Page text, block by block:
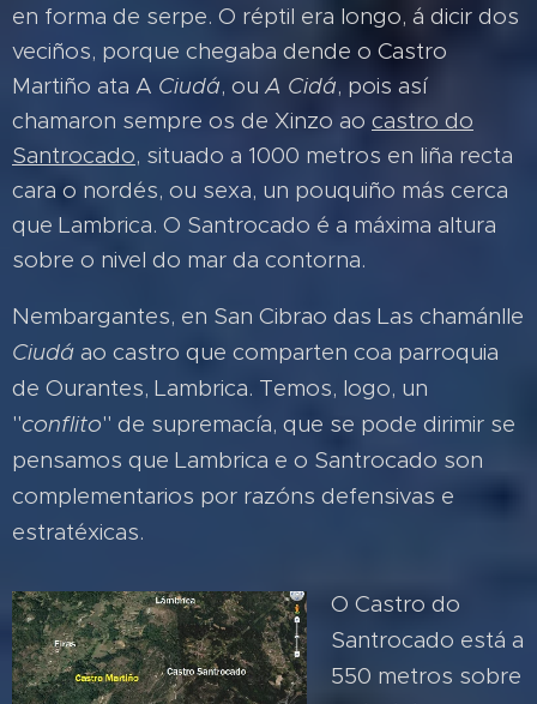
en forma de serpe. O réptil era longo, á dicir dos
veciños, porque chegaba dende o Castro
Martiño ata A Ciudá, ou A Cidá, pois así
chamaron sempre os de Xinzo ao castro do
Santrocado, situado a 1000 metros en liña recta
cara o nordés, ou sexa, un pouquiño más cerca
que Lambrica. O Santrocado é a máxima altura
sobre o nivel do mar da contorna.
Nembargantes, en San Cibrao das Las chamánlle
Ciudá ao castro que comparten coa parroquia
de Ourantes, Lambrica. Temos, logo, un
"conflito" de supremacía, que se pode dirimir se
pensamos que Lambrica e o Santrocado son
complementarios por razóns defensivas e
estratéxicas.
O Castro do
Santrocado está a
550 metros sobre